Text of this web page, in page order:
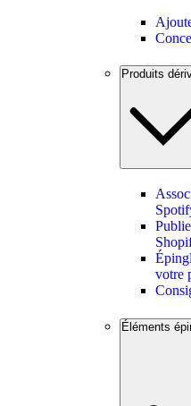
Produits
votre
Éléments